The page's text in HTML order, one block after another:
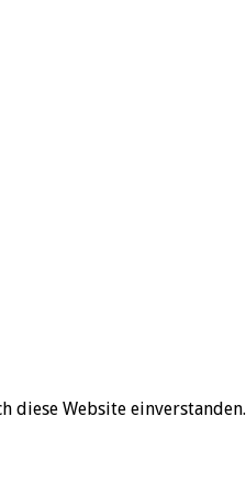
Website einverstanden.